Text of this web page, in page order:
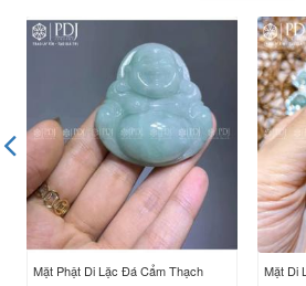
XEM CHI TIẾT
Mặt Phật Di Lặc Đá Cẩm Thạch